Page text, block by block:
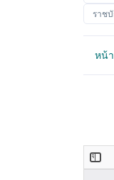
ราช
หน้